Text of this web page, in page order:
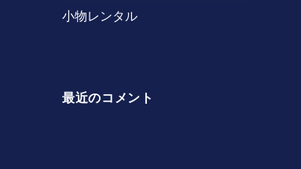
小物レンタル
最近のコメント